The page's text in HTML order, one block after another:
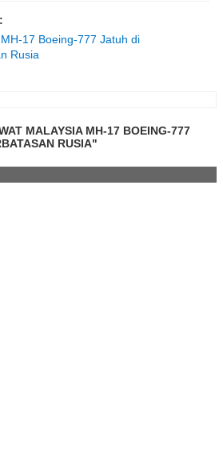
17 Boeing-777 Jatuh di
Rusia
MALAYSIA MH-17 BOEING-777
RUSIA"